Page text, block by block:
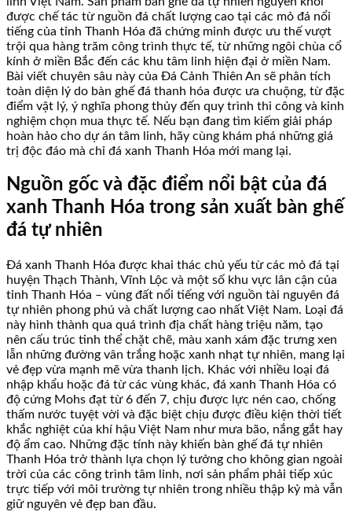
được chế tác từ nguồn đá chất lượng cao tại các mỏ đá nổi
tiếng của tỉnh Thanh Hóa đã chứng minh được ưu thế vượt
trội qua hàng trăm công trình thực tế, từ những ngôi chùa cổ
kính ở miền Bắc đến các khu tâm linh hiện đại ở miền Nam.
Bài viết chuyên sâu này của Đá Cảnh Thiên An sẽ phân tích
toàn diện lý do bàn ghế đá thanh hóa được ưa chuộng, từ đặc
điểm vật lý, ý nghĩa phong thủy đến quy trình thi công và kinh
nghiệm chọn mua thực tế. Nếu bạn đang tìm kiếm giải pháp
hoàn hảo cho dự án tâm linh, hãy cùng khám phá những giá
trị độc đáo mà chỉ đá xanh Thanh Hóa mới mang lại.
Nguồn gốc và đặc điểm nổi bật của đá
xanh Thanh Hóa trong sản xuất bàn ghế
đá tự nhiên
Đá xanh Thanh Hóa được khai thác chủ yếu từ các mỏ đá tại
huyện Thạch Thành, Vĩnh Lộc và một số khu vực lân cận của
tỉnh Thanh Hóa – vùng đất nổi tiếng với nguồn tài nguyên đá
tự nhiên phong phú và chất lượng cao nhất Việt Nam. Loại đá
này hình thành qua quá trình địa chất hàng triệu năm, tạo
nên cấu trúc tinh thể chặt chẽ, màu xanh xám đặc trưng xen
lẫn những đường vân trắng hoặc xanh nhạt tự nhiên, mang lại
vẻ đẹp vừa mạnh mẽ vừa thanh lịch. Khác với nhiều loại đá
nhập khẩu hoặc đá từ các vùng khác, đá xanh Thanh Hóa có
độ cứng Mohs đạt từ 6 đến 7, chịu được lực nén cao, chống
thấm nước tuyệt vời và đặc biệt chịu được điều kiện thời tiết
khắc nghiệt của khí hậu Việt Nam như mưa bão, nắng gắt hay
độ ẩm cao. Những đặc tính này khiến bàn ghế đá tự nhiên
Thanh Hóa trở thành lựa chọn lý tưởng cho không gian ngoài
trời của các công trình tâm linh, nơi sản phẩm phải tiếp xúc
trực tiếp với môi trường tự nhiên trong nhiều thập kỷ mà vẫn
giữ nguyên vẻ đẹp ban đầu.